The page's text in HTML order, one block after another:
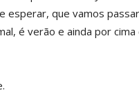
esperar, que vamos
é verão e ainda por